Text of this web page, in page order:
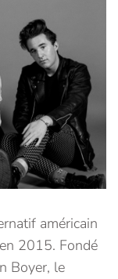
américain
2015. Fondé
Boyer, le